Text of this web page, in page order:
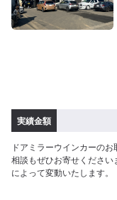
実績金額
ドアミラーウインカーの
相談もぜひお寄せくださ
によって変動いたします。